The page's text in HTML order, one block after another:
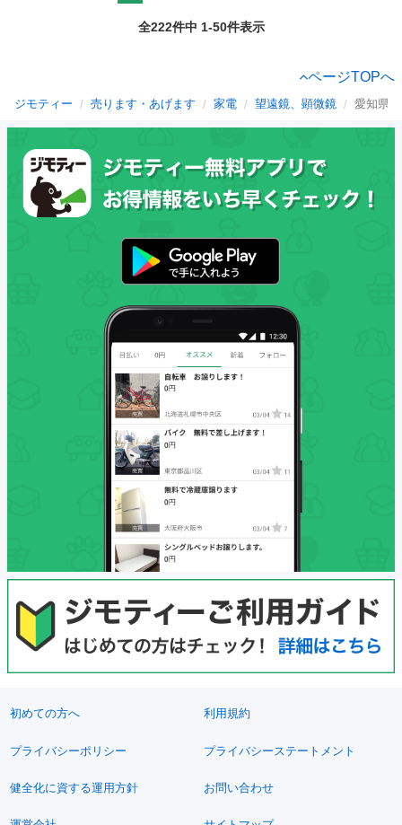
全222件中 1-50件表示
ページTOPへ
ジモティー 売ります・あげます 家電 望遠鏡、顕微鏡 愛知県
初めての方へ 利用規約
プライバシーポリシー プライバシーステートメント
健全化に資する運用方針 お問い合わせ